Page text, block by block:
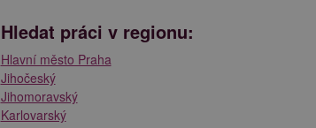
Hledat práci v regionu:
Hlavní město Praha
Jihočeský
Jihomoravský
Karlovarský